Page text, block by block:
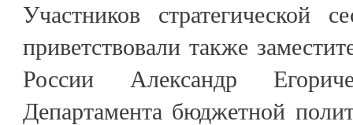
Участников
приветствовали также
России Александр
Департамента бюджетной